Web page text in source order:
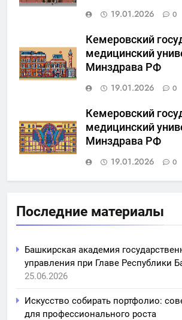
19.01.2026
0
Кемеровский
медицинский
Минздрава РФ
19.01.2026
0
Кемеровский
медицинский
Минздрава РФ
19.01.2026
0
Последние материалы
Башкирская академия
управления при Главе Республики
25.06.2026
Искусство собирать портфолио:
для профессионального роста